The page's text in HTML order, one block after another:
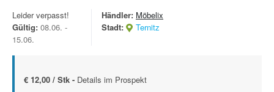
Leider verpasst!
Gültig: 08.06. -
15.06.
Händler: Möbelix
Stadt:
Ternitz
€ 12,00 / Stk - Details im Prospekt